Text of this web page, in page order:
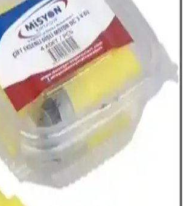
dönebilme özelliğiyle öne çıkan robotik
ve fonksiyonellik sunar. Ancak, dayanıklılık
kullanıcı geri bildirimleriyle gündeme gelir.
Böcek Fırarda: Çocuklar İçin
Robotik Oyuncak
Fırarda, HEXBUG Nano teknolojisiyle
hem eğlenip hem de robotik temel
interaktif bir oyuncaktır.
Kodlama Etkinlikleri Kitabı
ve Motor Gelişimini Destekler
motor becerilerini geliştiren, renkli ve
içeren bu kitap, el becerilerini ve